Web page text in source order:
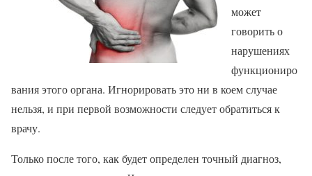
может
говорить о
нарушениях
функциониро
вания этого органа. Игнорировать это ни в коем случае
нельзя, и при первой возможности следует обратиться к
врачу.
Только после того, как будет определен точный диагноз,